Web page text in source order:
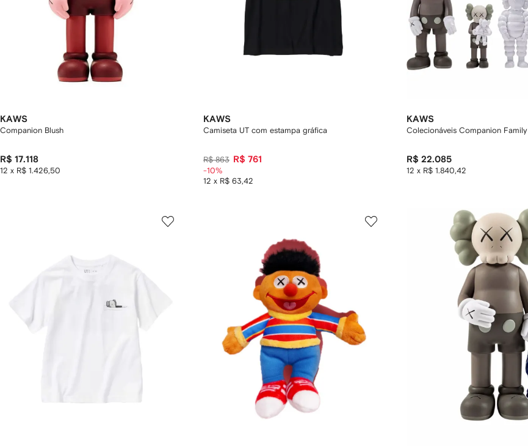
KAWS
Companion Blush
R$ 17.118
12 x R$ 1.426,50
KAWS
Camiseta UT com estampa gráfica
R$ 863 R$ 761
12 x R$ 63,42
-10%
KAWS
Colecionáveis Companion Family
R$ 22.085
12 x R$ 1.840,42